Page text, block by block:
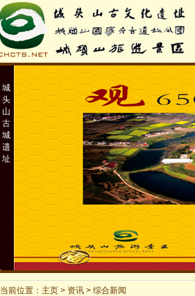
城
头
山
古
城
遗
址
当前位置： 主页 > 资讯 > 综合新闻